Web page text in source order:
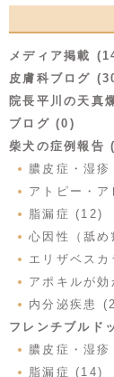
メディア掲載
皮膚科ブログ
院長平川の天真
ブログ (0)
柴犬の症例報告
膿皮症・湿
アトピー・
脂漏症 (12)
心因性（舐
エリザベス
アポキルが
内分泌疾患
フレンチブルド
膿皮症・湿
脂漏症 (14)